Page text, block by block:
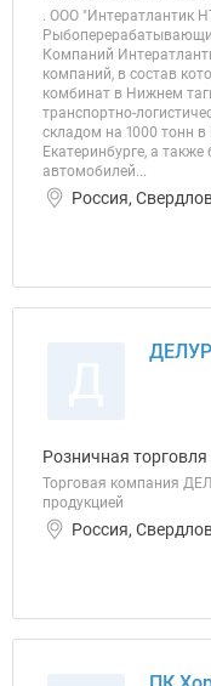
. ООО "Интератлантик
Компаний
компаний, в состав
комбинат в Нижнем
транспортно-
складом на 1000 тонн
Екатеринбурге, а
автомобилей...
Россия,
Розничная торговля
Торговая компания
продукцией
Россия,